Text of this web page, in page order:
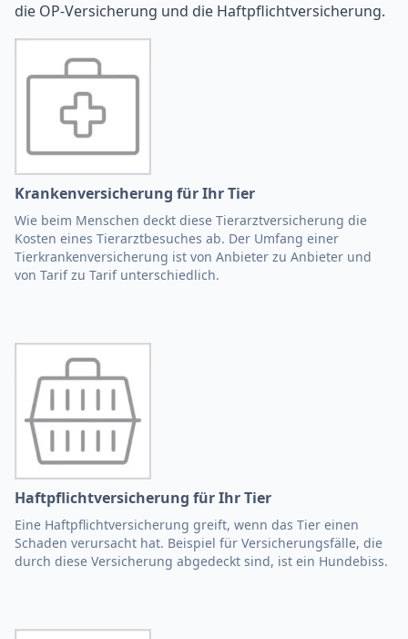
die OP-Versicherung und die Haftpflichtversicherung.
Krankenversicherung für Ihr Tier
Wie beim Menschen deckt diese Tierarztversicherung die
Kosten eines Tierarztbesuches ab. Der Umfang einer
Tierkrankenversicherung ist von Anbieter zu Anbieter und
von Tarif zu Tarif unterschiedlich.
Haftpflichtversicherung für Ihr Tier
Eine Haftpflichtversicherung greift, wenn das Tier einen
Schaden verursacht hat. Beispiel für Versicherungsfälle, die
durch diese Versicherung abgedeckt sind, ist ein Hundebiss.